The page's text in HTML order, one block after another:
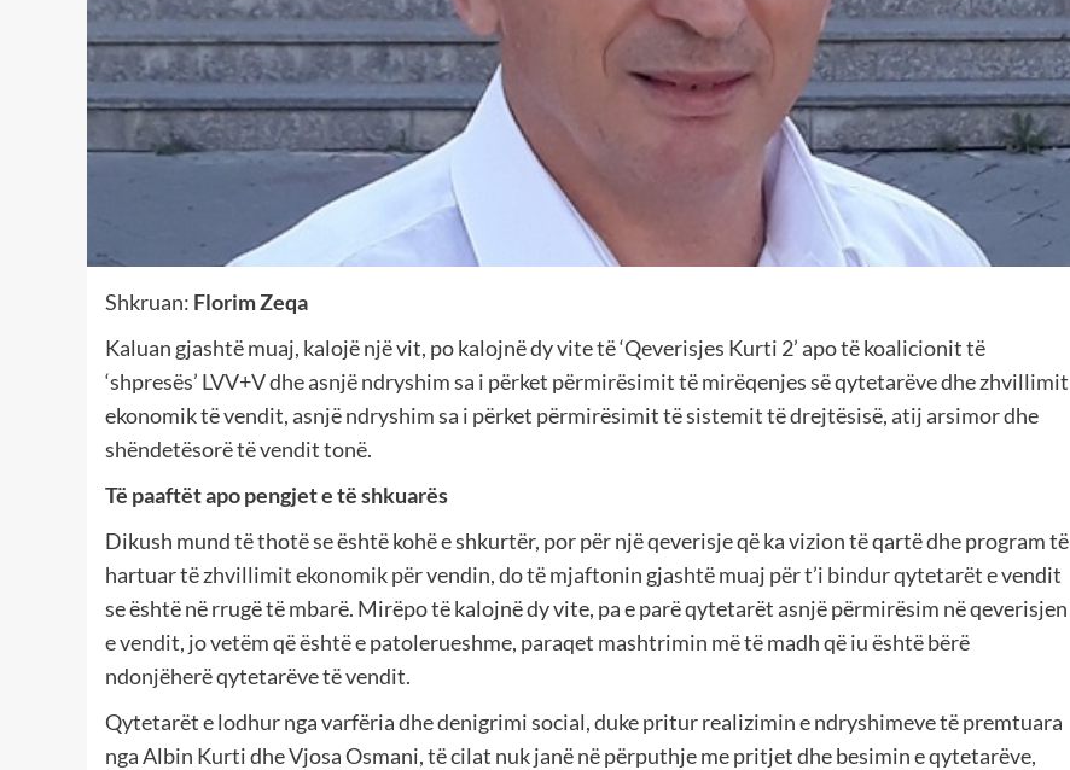
Shkruan: Florim Zeqa
Kaluan gjashtë muaj, kalojë një vit, po kalojnë dy vite të ‘Qeverisjes Kurti 2’ apo të koalicionit të
‘shpresës’ LVV+V dhe asnjë ndryshim sa i përket përmirësimit të mirëqenjes së qytetarëve dhe zhvillimit
ekonomik të vendit, asnjë ndryshim sa i përket përmirësimit të sistemit të drejtësisë, atij arsimor dhe
shëndetësorë të vendit tonë.
Të paaftët apo pengjet e të shkuarës
Dikush mund të thotë se është kohë e shkurtër, por për një qeverisje që ka vizion të qartë dhe program të
hartuar të zhvillimit ekonomik për vendin, do të mjaftonin gjashtë muaj për t’i bindur qytetarët e vendit
se është në rrugë të mbarë. Mirëpo të kalojnë dy vite, pa e parë qytetarët asnjë përmirësim në qeverisjen
e vendit, jo vetëm që është e patolerueshme, paraqet mashtrimin më të madh që iu është bërë
ndonjëherë qytetarëve të vendit.
Qytetarët e lodhur nga varfëria dhe denigrimi social, duke pritur realizimin e ndryshimeve të premtuara
nga Albin Kurti dhe Vjosa Osmani, të cilat nuk janë në përputhje me pritjet dhe besimin e qytetarëve,